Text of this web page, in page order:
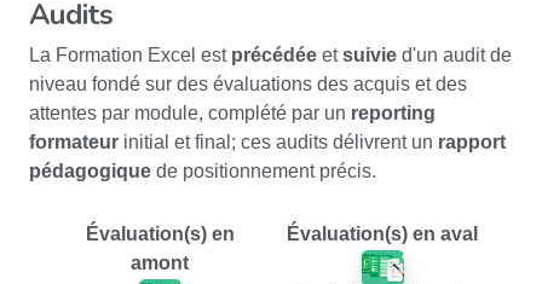
Audits
La Formation Excel est précédée etsuivie d'un audit de
niveau fondé sur des évaluations des acquis et des
attentes par module, complété par un reporting
formateur initial et final; ces audits délivrent un rapport
pédagogique de positionnement précis.
Évaluation(s) en
amont
Évaluation(s) en aval